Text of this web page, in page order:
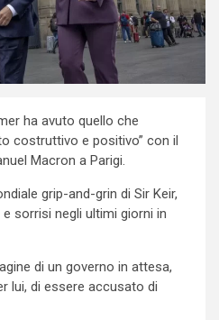
ha avuto quello che
costruttivo e positivo” con il
Macron a Parigi.
grip-and-grin di Sir Keir,
sorrisi negli ultimi giorni in
di un governo in attesa,
lui, di essere accusato di